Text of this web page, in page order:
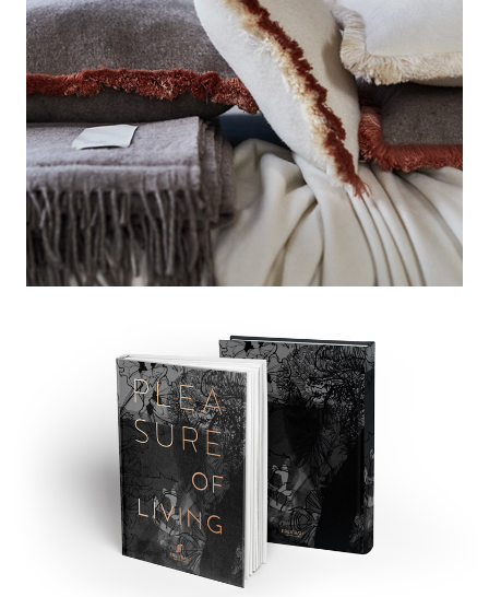
Museeum